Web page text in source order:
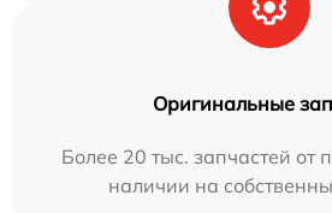
Оригинальные
Более 20 тыс. запчастей от
наличии на